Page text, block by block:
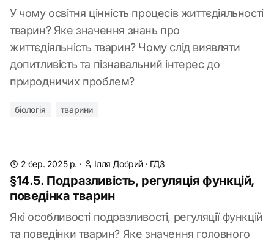
У чому освітня цінність процесів життєдіяльності
тварин? Яке значення знань про
життєдіяльність тварин? Чому слід виявляти
допитливість та пізнавальний інтерес до
природничих проблем?
біологія тварини
2 бер. 2025 р. · Ілля Добрий · ГДЗ
§14.5. Подразливість, регуляція функцій,
поведінка тварин
Які особливості подразливості, регуляції функцій
та поведінки тварин? Яке значення головного